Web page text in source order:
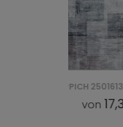
von